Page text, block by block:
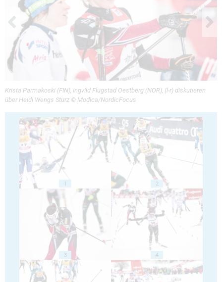
Krista Parmakoski (FIN), Ingvild Flugstad Oestberg (NOR), (l-r) diskutieren
über Heidi Wengs Sturz © Modica/NordicFocus
1 2
3 4